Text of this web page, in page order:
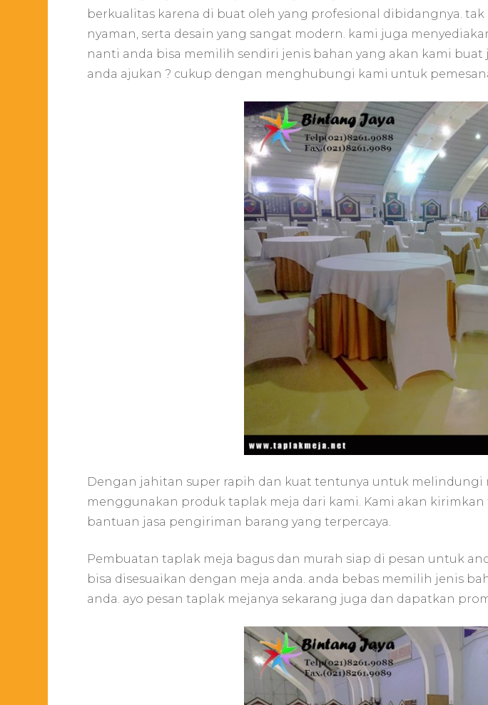
berkualitas karena di buat oleh yang profesional dibidangnya.
nyaman, serta desain yang sangat modern. kami juga
nanti anda bisa memilih sendiri jenis bahan yang akan kami
anda ajukan ? cukup dengan menghubungi kami untuk
Dengan jahitan super rapih dan kuat tentunya untuk
menggunakan produk taplak meja dari kami. Kami akan
bantuan jasa pengiriman barang yang terpercaya.
Pembuatan taplak meja bagus dan murah siap di pesan untuk
bisa disesuaikan dengan meja anda. anda bebas memilih jenis
anda. ayo pesan taplak mejanya sekarang juga dan dapatkan